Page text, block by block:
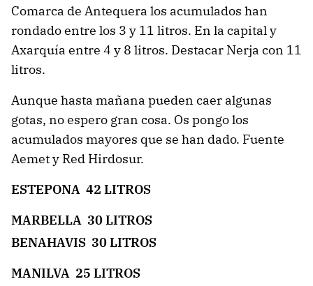
Comarca de Antequera los acumulados han
rondado entre los 3 y 11 litros. En la capital y
Axarquía entre 4 y 8 litros. Destacar Nerja con 11
litros.
Aunque hasta mañana pueden caer algunas
gotas, no espero gran cosa. Os pongo los
acumulados mayores que se han dado. Fuente
Aemet y Red Hirdosur.
ESTEPONA 42 LITROS
MARBELLA 30 LITROS
BENAHAVIS 30 LITROS
MANILVA 25 LITROS